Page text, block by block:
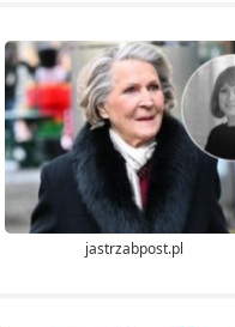
jastrzabpost.pl